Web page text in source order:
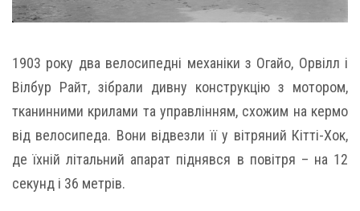
1903 року два велосипедні механіки з Огайо, Орвілл і
Вілбур Райт, зібрали дивну конструкцію з мотором,
тканинними крилами та управлінням, схожим на кермо
від велосипеда. Вони відвезли її у вітряний Кітті-Хок,
де їхній літальний апарат піднявся в повітря – на 12
секунд і 36 метрів.